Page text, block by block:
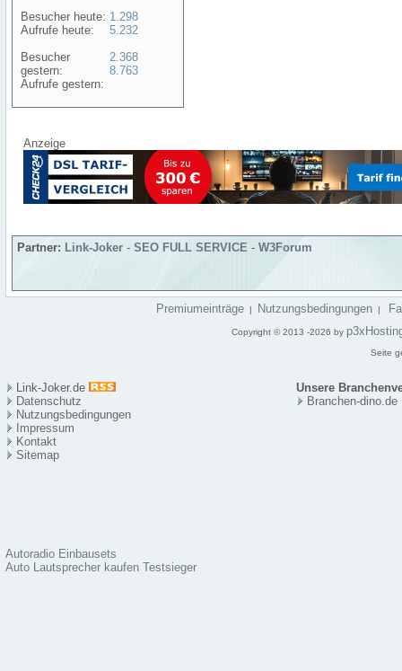
Besucher heute:
Aufrufe heute:
Besucher
gestern:
Aufrufe gestern:
1.298
5.232
2.368
8.763
Anzeige
Partner: Link-Joker - SEO FULL SERVICE - W3Forum
Premiumeinträge | Nutzungsbedingungen |
Copyright © 2013 -2026 by
Seite
Link-Joker.de
Unsere
Datenschutz
Nutzungsbedingungen
Impressum
Kontakt
Sitemap
Branchen-dino.de
Autoradio Einbausets
Auto Lautsprecher kaufen Testsieger